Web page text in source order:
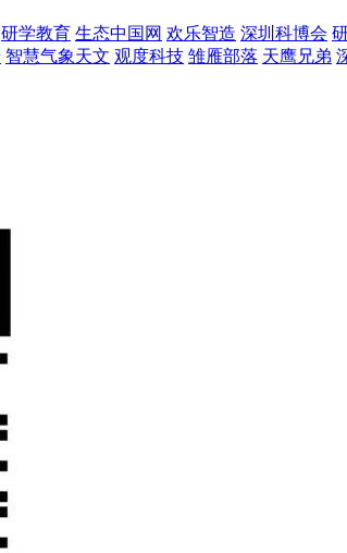
研学教育 生态中国网 欢乐智造 深圳科博会
智慧气象天文 观度科技 雏雁部落 天鹰兄弟